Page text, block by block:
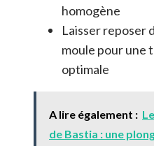
homogène
Laisser reposer
moule pour une
optimale
A lire également :
de Bastia : une